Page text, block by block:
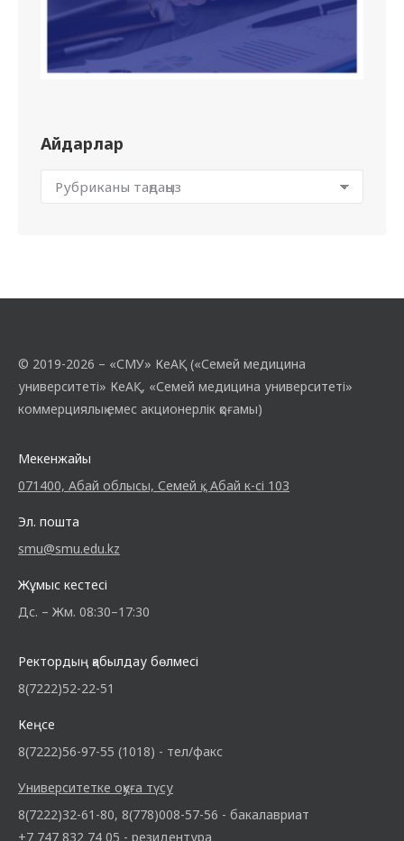
Айдарлар
© 2019-2026 – «СМУ» КеАҚ («Семей медицина
университеті» КеАҚ, «Семей медицина университеті»
коммерциялық емес акционерлік қоғамы)
Мекенжайы
071400, Абай облысы, Семей қ., Абай к-сі 103
Эл. пошта
smu@smu.edu.kz
Жұмыс кестесі
Дс. – Жм. 08:30–17:30
Ректордың қабылдау бөлмесі
8(7222)52-22-51
Кеңсе
8(7222)56-97-55 (1018) - тел/факс
Университетке оқуға түсу
8(7222)32-61-80, 8(778)008-57-56 - бакалавриат
+7 747 832 74 05 - резидентура